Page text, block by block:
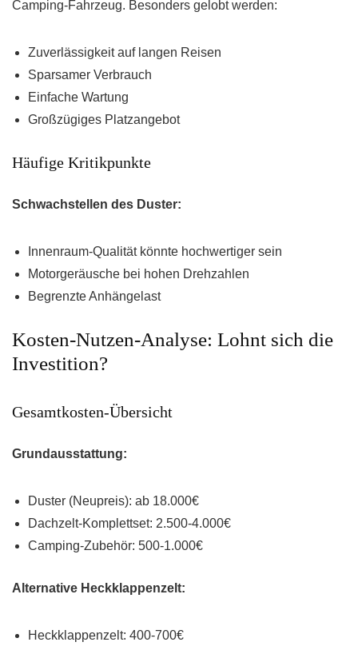
Camping-Fahrzeug. Besonders gelobt werden:
Zuverlässigkeit auf langen Reisen
Sparsamer Verbrauch
Einfache Wartung
Großzügiges Platzangebot
Häufige Kritikpunkte
Schwachstellen des Duster:
Innenraum-Qualität könnte hochwertiger sein
Motorgeräusche bei hohen Drehzahlen
Begrenzte Anhängelast
Kosten-Nutzen-Analyse: Lohnt sich die
Investition?
Gesamtkosten-Übersicht
Grundausstattung:
Duster (Neupreis): ab 18.000€
Dachzelt-Komplettset: 2.500-4.000€
Camping-Zubehör: 500-1.000€
Alternative Heckklappenzelt:
Heckklappenzelt: 400-700€